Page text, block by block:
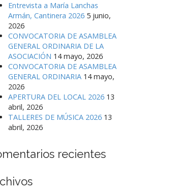
Entrevista a María Lanchas
Armán, Cantinera 2026 5 junio,
2026
CONVOCATORIA DE ASAMBLEA
GENERAL ORDINARIA DE LA
ASOCIACIÓN 14 mayo, 2026
CONVOCATORIA DE ASAMBLEA
GENERAL ORDINARIA 14 mayo,
2026
APERTURA DEL LOCAL 2026 13
abril, 2026
TALLERES DE MÚSICA 2026 13
abril, 2026
recientes